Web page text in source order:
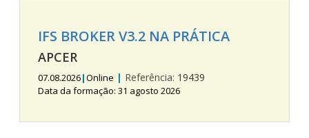
IFS BROKER V3.2 NA PRÁTICA
APCER
07.08.2026|Online | Referência: 19439
Data da formação: 31 agosto 2026